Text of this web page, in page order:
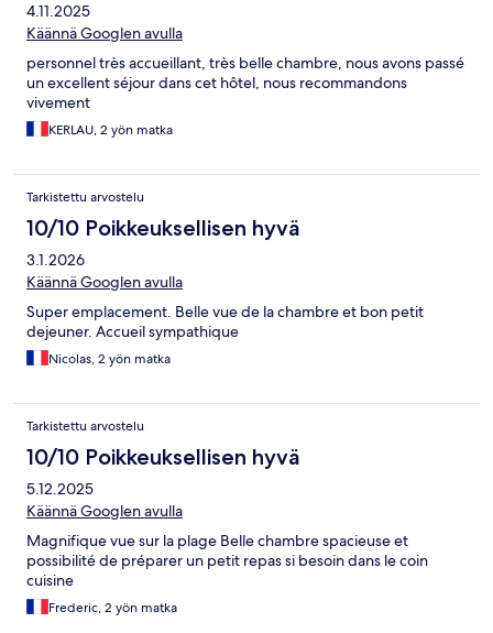
4.11.2025
Käännä Googlen avulla
personnel très accueillant, très belle chambre, nous avons passé
un excellent séjour dans cet hôtel, nous recommandons
vivement
KERLAU, 2 yön matka
Tarkistettu arvostelu
10/10 Poikkeuksellisen hyvä
3.1.2026
Käännä Googlen avulla
Super emplacement. Belle vue de la chambre et bon petit
dejeuner. Accueil sympathique
Nicolas, 2 yön matka
Tarkistettu arvostelu
10/10 Poikkeuksellisen hyvä
5.12.2025
Käännä Googlen avulla
Magnifique vue sur la plage Belle chambre spacieuse et
possibilité de préparer un petit repas si besoin dans le coin
cuisine
Frederic, 2 yön matka